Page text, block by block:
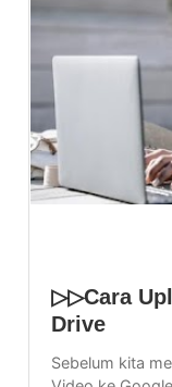
▷▷Cara
Drive
Sebelum kita